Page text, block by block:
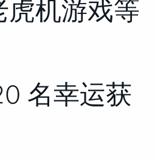
虎机游戏等
名幸运获